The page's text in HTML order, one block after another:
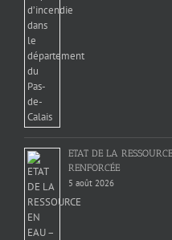
ETAT DE LA
RENFORCÉE
5 août 2026